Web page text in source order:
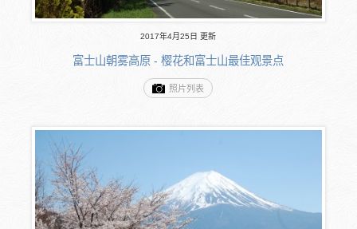
2017年4月25日 更新
富士山朝雾高原 - 樱花和富士山最佳观景点
照片列表